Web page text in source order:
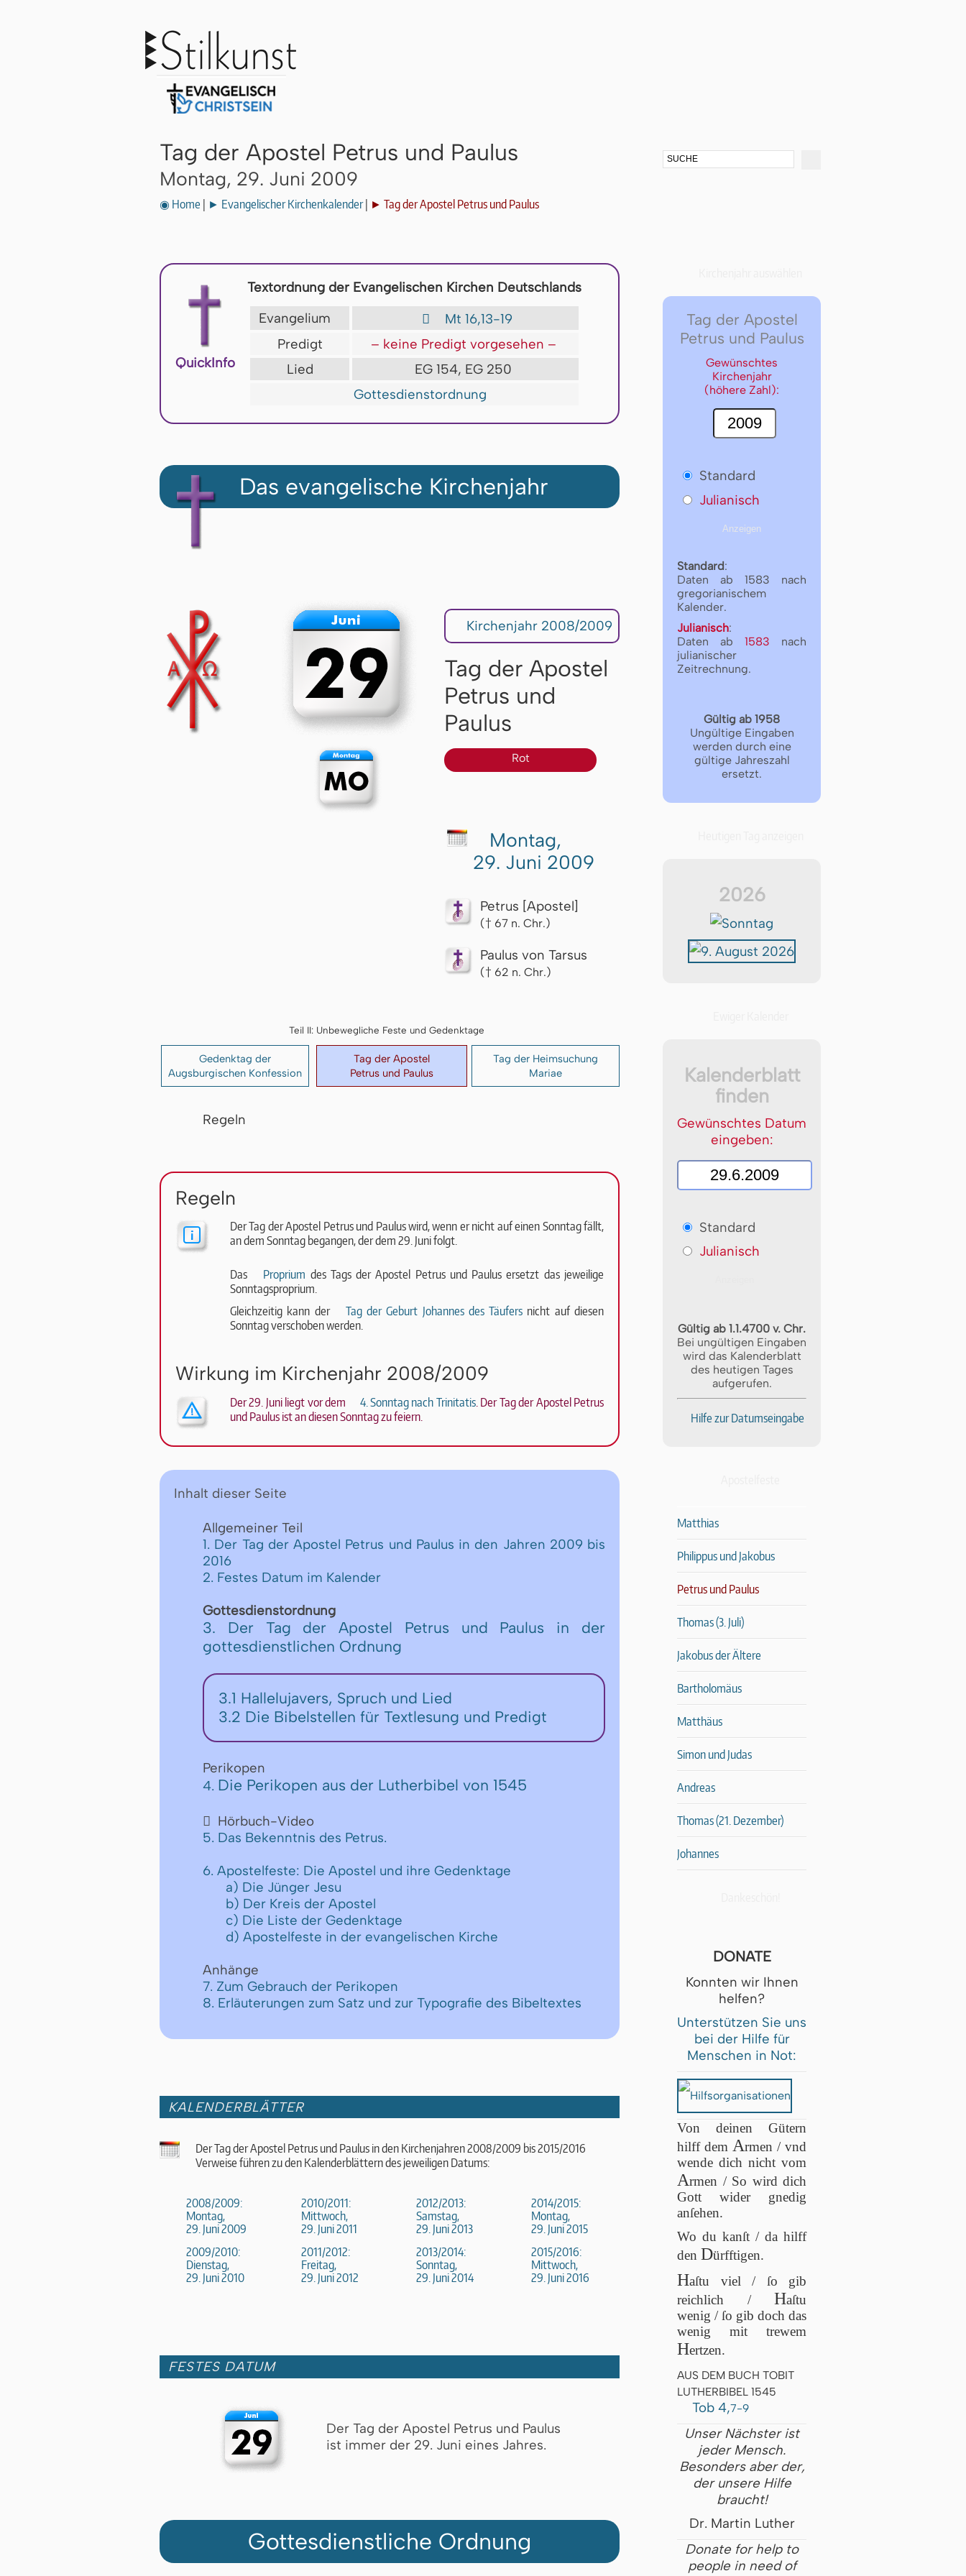
Tag der Apostel Petrus und Paulus
Montag, 29. Juni 2009
◉ Home ► Evangelischer Kirchenkalender| ► Tag der Apostel Petrus und Paulus
QuickInfo
Textordnung der Evangelischen Kirchen Deutschlands
Evangelium

Mt 16,13-19
Predigt
– keine Predigt vorgesehen –
Lied
EG 154, EG 250
Gottesdienstordnung
Das evangelische Kirchenjahr
Kirchenjahr 2008/2009
Tag der Apostel
Petrus und
Paulus
Rot
Montag,
29. Juni 2009
Petrus [Apostel]
(† 67 n. Chr.)
Paulus von Tarsus
(† 62 n. Chr.)
Teil II: Unbewegliche Feste und Gedenktage
Gedenktag der
Augsburgischen Konfession
Tag der Apostel
Petrus und Paulus
Tag der Heimsuchung
Mariae
Regeln
Regeln
Der Tag der Apostel Petrus und Paulus wird, wenn er nicht auf einen Sonntag fällt,
an dem Sonntag begangen, der dem 29. Juni folgt.
Das Proprium des Tags der Apostel Petrus und Paulus ersetzt das jeweilige
Sonntagsproprium.
Gleichzeitig kann der
Tag der Geburt Johannes des Täufers nicht auf diesen
Sonntag verschoben wer­den.
Wirkung im Kirchenjahr 2008/2009
Der 29. Juni liegt vor dem 4. Sonntag nach Trinitatis. Der Tag der Apostel Petrus
und Paulus ist an diesen Sonntag zu feiern.
Inhalt dieser Seite
Allgemeiner Teil
1. Der Tag der Apostel Petrus und Paulus in den Jahren 2009 bis
2016
2. Festes Datum im Kalender
Gottesdienstordnung
3. Der Tag der Apostel Petrus und Paulus in der
gottesdienstlichen Ordnung
3.1 Hallelujavers, Spruch und Lied
3.2 Die Bibelstellen für Textlesung und Predigt
Perikopen
4. Die Perikopen aus der Lutherbibel von 1545
 Hörbuch-Video
5. Das Bekenntnis des Petrus.
6. Apostelfeste: Die Apostel und ihre Gedenktage
a) Die Jünger Jesu
b) Der Kreis der Apostel
c) Die Liste der Gedenktage
d) Apostelfeste in der evangelischen Kirche
Anhänge
7. Zum Gebrauch der Perikopen
8. Erläuterungen zum Satz und zur Typografie des Bibeltextes
KALENDERBLÄTTER
Der Tag der Apostel Petrus und Paulus in den Kirchenjahren 2008/2009 bis 2015/2016
Verweise führen zu den Kalenderblättern des jeweiligen Datums:
2008/2009:
Montag,
29. Juni 2009
2009/2010:
Dienstag,
29. Juni 2010
2010/2011:
Mittwoch,
29. Juni 2011
2011/2012:
Freitag,
29. Juni 2012
2012/2013:
Samstag,
29. Juni 2013
2013/2014:
Sonntag,
29. Juni 2014
2014/2015:
Montag,
29. Juni 2015
2015/2016:
Mittwoch,
29. Juni 2016
FESTES DATUM
Der Tag der Apostel Petrus und Paulus
ist immer der 29. Juni eines Jahres.
Gottesdienstliche Ordnung
Tag der Apostel
Petrus und Paulus
Gewünschtes
Kirchenjahr
(höhere Zahl):
Standard
Julianisch
Standard:
Daten ab 1583 nach
gregorianischem
Kalender.
Julianisch:
Daten ab 1583 nach
julianischer
Zeitrechnung.
Gültig ab 1958
Ungültige Eingaben
werden durch eine
gültige Jahreszahl
ersetzt.
2026
Kalenderblatt
finden
Gewünschtes Datum
eingeben:
Standard
Julianisch
Gültig ab 1.1.4700 v. Chr.
Bei ungültigen Eingaben
wird das Kalenderblatt
des heutigen Tages
aufgerufen.
Hilfe zur Datumseingabe
Matthias
Philippus und Jakobus
Petrus und Paulus
Thomas (3. Juli)
Jakobus der Ältere
Bartholomäus
Matthäus
Simon und Judas
Andreas
Thomas (21. Dezember)
Johannes
DONATE
Konnten wir Ihnen
helfen?
Unterstützen Sie uns
bei der Hilfe für
Menschen in Not:
Von deinen Gütern
hilff dem Armen / vnd
wende dich nicht vom
Armen / So wird dich
Gott wider gnedig
anſehen.
Wo du kanſt / da hilff
den Dürfftigen.
Haſtu viel / ſo gib
reichlich / Haſtu
wenig / ſo gib doch das
wenig mit trewem
Hertzen.
AUS DEM BUCH TOBIT
LUTHERBIBEL 1545
Tob 4,7-9
Unser Nächster ist
jeder Mensch.
Besonders aber der,
der unsere Hilfe
braucht!
Dr. Martin Luther
Donate for help to
people in need of